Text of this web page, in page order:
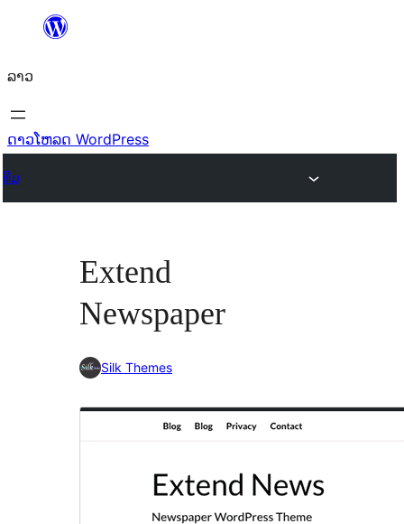
ທີ່
ເນື້ອຫາ
ລາວ
ດາວໂຫລດ WordPress
ທີມ
Extend
Newspaper
Silk Themes